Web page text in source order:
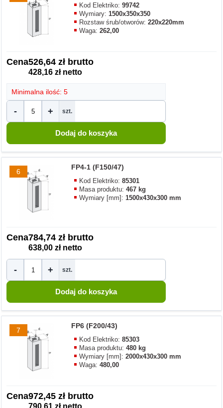
Kod Elektriko:99742
Wymiary:1500x350x350
Rozstaw śrub/otworów:220x220mm
Waga:262,00
Cena526,64 zł brutto
428,16 zł netto
Minimalna ilość: 5
- + szt.
6
FP4-1 (F150/47)
Kod Elektriko:85301
Masa produktu:467 kg
Wymiary [mm]:1500x430x300 mm
Cena784,74 zł brutto
638,00 zł netto
- + szt.
7
FP6 (F200/43)
Kod Elektriko:85303
Masa produktu:480 kg
Wymiary [mm]:2000x430x300 mm
Waga:480,00
Cena972,45 zł brutto
790,61 zł netto